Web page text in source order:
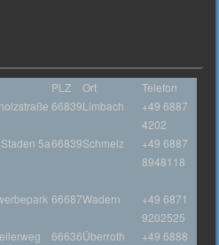
PLZ Ort Telefon
66839Limbach
+49 6887
4202
5a66839Schmelz
+49 6887
8948118
66687Wadern
+49 6871
9202525
66636Überroth
+49 6888